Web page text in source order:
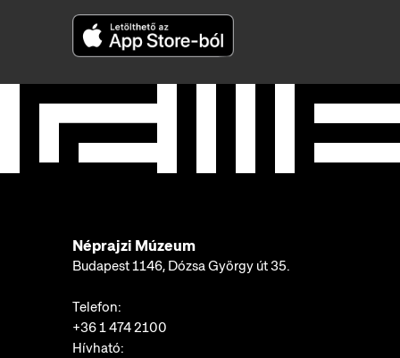
Néprajzi Múzeum
Budapest 1146, Dózsa György út 35.
Telefon:
+36 1 474 2100
Hívható: